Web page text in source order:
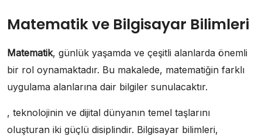
Matematik ve Bilgisayar Bilimleri
Matematik, günlük yaşamda ve çeşitli alanlarda önemli
bir rol oynamaktadır. Bu makalede, matematiğin farklı
uygulama alanlarına dair bilgiler sunulacaktır.
, teknolojinin ve dijital dünyanın temel taşlarını
oluşturan iki güçlü disiplindir. Bilgisayar bilimleri,